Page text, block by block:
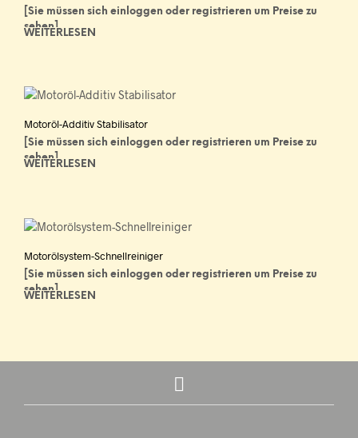
[Sie müssen sich einloggen oder registrieren um Preise zu
sehen]
WEITERLESEN
Motoröl-Additiv Stabilisator
[Sie müssen sich einloggen oder registrieren um Preise zu
sehen]
WEITERLESEN
Motorölsystem-Schnellreiniger
[Sie müssen sich einloggen oder registrieren um Preise zu
sehen]
WEITERLESEN